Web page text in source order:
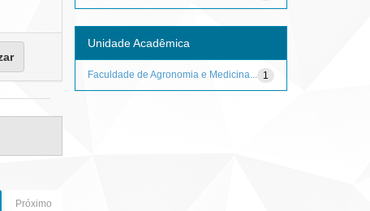
Próximo
Unidade Acadêmica
1
Faculdade de Agronomia e Medicina...